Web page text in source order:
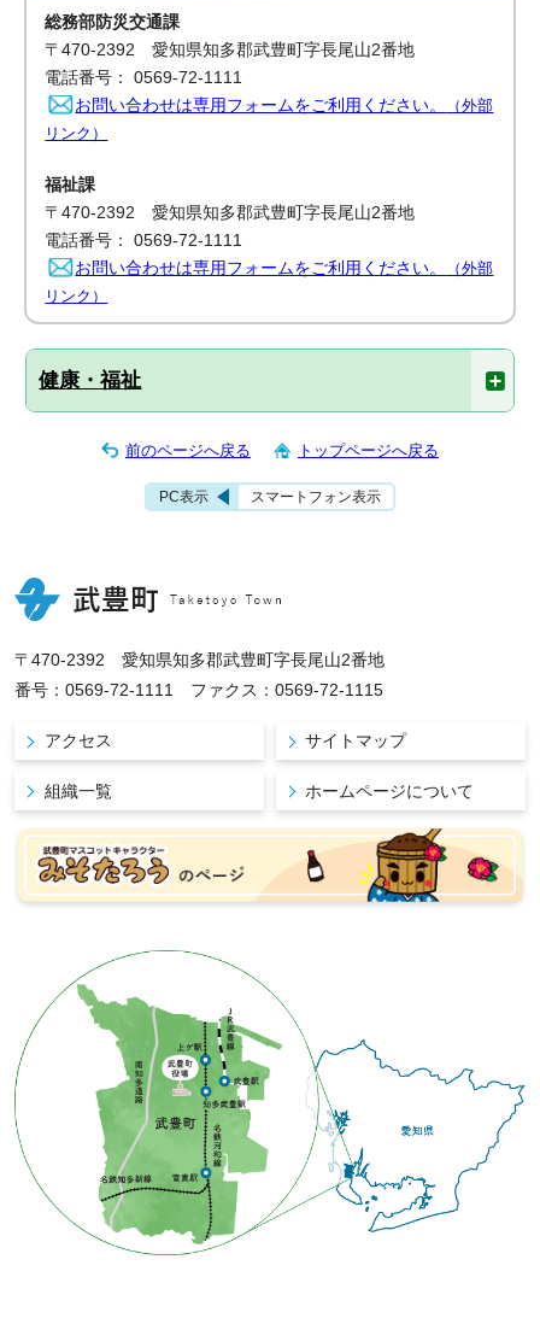
総務部防災交通課
〒470-2392 愛知県知多郡武豊町字長尾山2番地
電話番号： 0569-72-1111
お問い合わせは専用フォームをご利用ください。
（外部
リンク）
福祉課
〒470-2392 愛知県知多郡武豊町字長尾山2番地
電話番号： 0569-72-1111
お問い合わせは専用フォームをご利用ください。
（外部
リンク）
健康・福祉
前のページへ戻る トップページへ戻る
PC表示 スマートフォン表示
〒470-2392 愛知県知多郡武豊町字長尾山2番地
番号：0569-72-1111 ファクス：0569-72-1115
アクセス サイトマップ
組織一覧 ホームページについて